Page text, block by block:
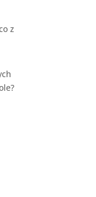
z